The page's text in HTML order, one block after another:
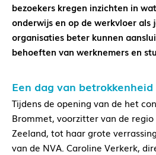
bezoekers kregen inzichten in
onderwijs en op de werkvloer als
organisaties beter kunnen
behoeften van werknemers en
Een dag van
Tijdens de opening van de het
Brommet, voorzitter van de
Zeeland, tot haar grote
van de NVA. Caroline Verkerk,